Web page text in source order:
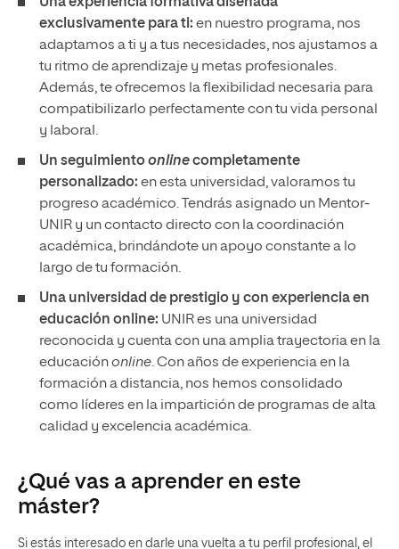
exclusivamente para ti: en nuestro programa, nos
adaptamos a ti y a tus necesidades, nos ajustamos a
tu ritmo de aprendizaje y metas profesionales.
Además, te ofrecemos la flexibilidad necesaria para
compatibilizarlo perfectamente con tu vida personal
y laboral.
Un seguimientoonlinecompletamente
personalizado: en esta universidad, valoramos tu
progreso académico. Tendrás asignado un Mentor-
UNIR y un contacto directo con la coordinación
académica, brindándote un apoyo constante a lo
largo de tu formación.
Una universidad de prestigio y con experiencia en
educación online: UNIR es una universidad
reconocida y cuenta con una amplia trayectoria en la
educaciónonline. Con años de experiencia en la
formación a distancia, nos hemos consolidado
como líderes en la impartición de programas de alta
calidad y excelencia académica.
¿Qué vas a aprender en este
máster?
Si estás interesado en darle una vuelta a tu perfil profesional, el